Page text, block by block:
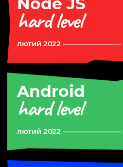
hard level
лютий 2022
Android
hard level
лютий 2022